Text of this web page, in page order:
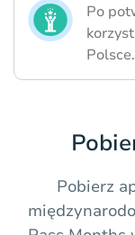
Po
Polsce.
Pobierz